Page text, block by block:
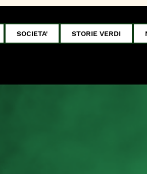
SOCIETA' STORIE VERDI